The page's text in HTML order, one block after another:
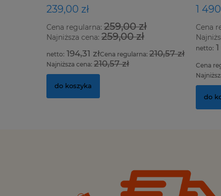
239,00 zł
Cena regularna: 259,00 zł
Najniższa cena: 259,00 zł
194,31 złCena regularna:210,57 zł
Najniższa cena: 210,57 zł
do koszyka
1
Cena
Cena
do